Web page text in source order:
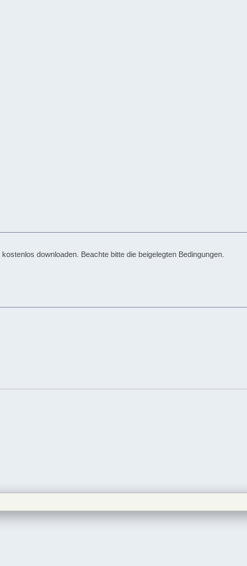
downloaden. Beachte bitte die beigelegten Bedingungen.